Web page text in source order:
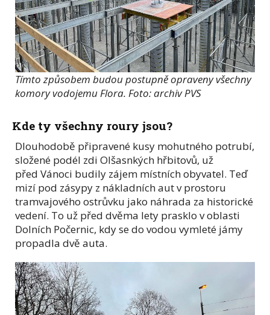
Tímto způsobem budou postupně opraveny všechny
komory vodojemu Flora. Foto: archiv PVS
Kde ty všechny roury jsou?
Dlouhodobě připravené kusy mohutného potrubí,
složené podél zdi Olšasnkých hřbitovů, už
před Vánoci budily zájem místních obyvatel. Teď
mizí pod zásypy z nákladních aut v prostoru
tramvajového ostrůvku jako náhrada za historické
vedení. To už před dvěma lety prasklo v oblasti
Dolních Počernic, kdy se do vodou vymleté jámy
propadla dvě auta.